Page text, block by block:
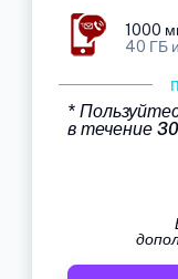
1000
40 ГБ
*
в течение